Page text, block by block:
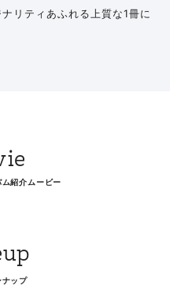
リティあふれる上質な1冊に
紹介ムービー
ナップ